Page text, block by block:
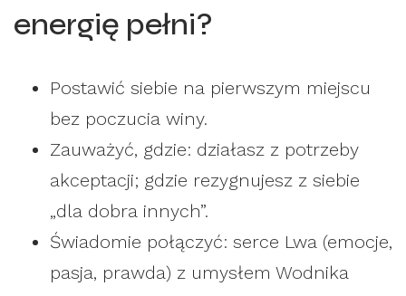
energię pełni?
Postawić siebie na pierwszym miejscu
bez poczucia winy.
Zauważyć, gdzie: działasz z potrzeby
akceptacji; gdzie rezygnujesz z siebie
„dla dobra innych”.
Świadomie połączyć: serce Lwa (emocje,
pasja, prawda) z umysłem Wodnika